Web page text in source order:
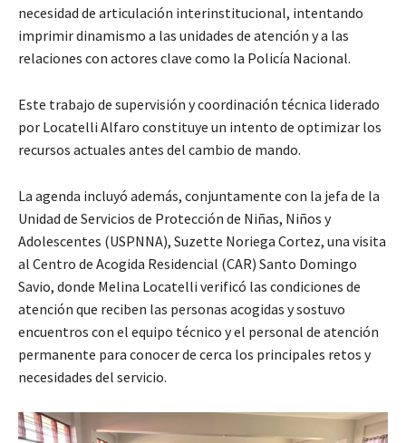
necesidad de articulación interinstitucional, intentando
imprimir dinamismo a las unidades de atención y a las
relaciones con actores clave como la Policía Nacional.
Este trabajo de supervisión y coordinación técnica liderado
por Locatelli Alfaro constituye un intento de optimizar los
recursos actuales antes del cambio de mando.
La agenda incluyó además, conjuntamente con la jefa de la
Unidad de Servicios de Protección de Niñas, Niños y
Adolescentes (USPNNA), Suzette Noriega Cortez, una visita
al Centro de Acogida Residencial (CAR) Santo Domingo
Savio, donde Melina Locatelli verificó las condiciones de
atención que reciben las personas acogidas y sostuvo
encuentros con el equipo técnico y el personal de atención
permanente para conocer de cerca los principales retos y
necesidades del servicio.